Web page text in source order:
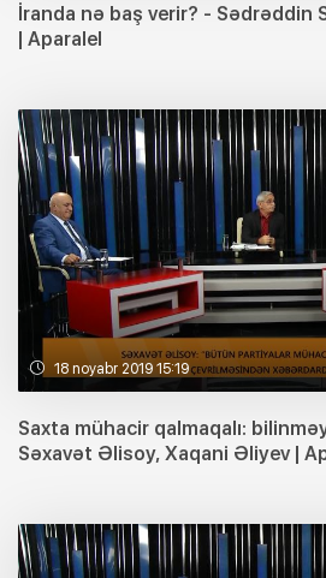
İranda nə baş verir? - Sədrəddin
| Aparalel
18 noyabr 2019 15:19
Saxta mühacir qalmaqalı:
Səxavət Əlisoy, Xaqani Əliyev |